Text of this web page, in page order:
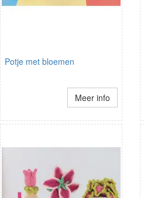
Potje met bloemen
Meer info